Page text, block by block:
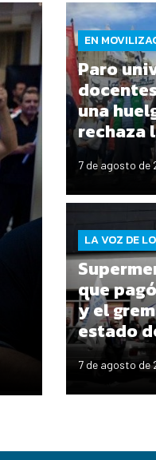
EN
Paro
una
rechaza
7 de agosto de
LA VOZ DE
que
y el
estado
7 de agosto de